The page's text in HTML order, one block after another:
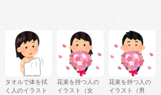
タオルで体を拭
く人のイラスト
花束を持つ人の
イラスト（女
花束を持つ人の
イラスト（男